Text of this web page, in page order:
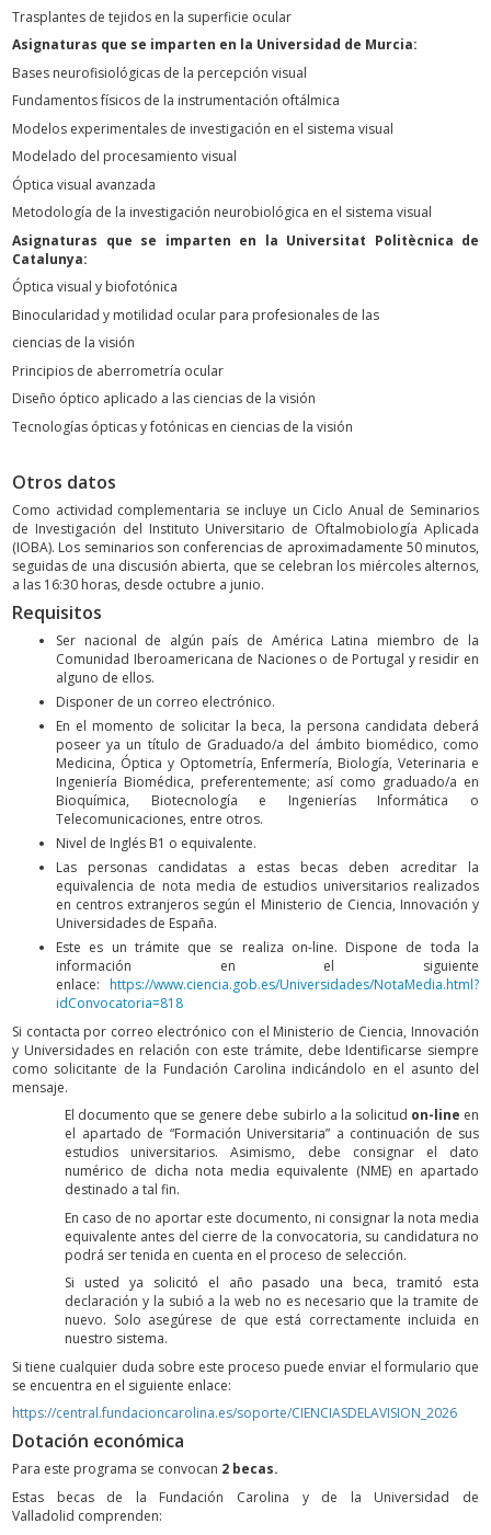
Trasplantes de tejidos en la superficie ocular
Asignaturas que se imparten en la Universidad de Murcia:
Bases neurofisiológicas de la percepción visual
Fundamentos físicos de la instrumentación oftálmica
Modelos experimentales de investigación en el sistema visual
Modelado del procesamiento visual
Óptica visual avanzada
Metodología de la investigación neurobiológica en el sistema visual
Asignaturas que se imparten en la Universitat Politècnica de
Catalunya:
Óptica visual y biofotónica
Binocularidad y motilidad ocular para profesionales de las
ciencias de la visión
Principios de aberrometría ocular
Diseño óptico aplicado a las ciencias de la visión
Tecnologías ópticas y fotónicas en ciencias de la visión
Otros datos
Como actividad complementaria se incluye un Ciclo Anual de Seminarios
de Investigación del Instituto Universitario de Oftalmobiología Aplicada
(IOBA). Los seminarios son conferencias de aproximadamente 50 minutos,
seguidas de una discusión abierta, que se celebran los miércoles alternos,
a las 16:30 horas, desde octubre a junio.
Requisitos
Ser nacional de algún país de América Latina miembro de la
Comunidad Iberoamericana de Naciones o de Portugal y residir en
alguno de ellos.
Disponer de un correo electrónico.
En el momento de solicitar la beca, la persona candidata deberá
poseer ya un título de Graduado/a del ámbito biomédico, como
Medicina, Óptica y Optometría, Enfermería, Biología, Veterinaria e
Ingeniería Biomédica, preferentemente; así como graduado/a en
Bioquímica, Biotecnología e Ingenierías Informática o
Telecomunicaciones, entre otros.
Nivel de Inglés B1 o equivalente.
Las personas candidatas a estas becas deben acreditar la
equivalencia de nota media de estudios universitarios realizados
en centros extranjeros según el Ministerio de Ciencia, Innovación y
Universidades de España.
Este es un trámite que se realiza on-line. Dispone de toda la
información en el siguiente
enlace: https://www.ciencia.gob.es/Universidades/NotaMedia.html?
idConvocatoria=818
Si contacta por correo electrónico con el Ministerio de Ciencia, Innovación
y Universidades en relación con este trámite, debe Identificarse siempre
como solicitante de la Fundación Carolina indicándolo en el asunto del
mensaje.
El documento que se genere debe subirlo a la solicitud on-line en
el apartado de “Formación Universitaria” a continuación de sus
estudios universitarios. Asimismo, debe consignar el dato
numérico de dicha nota media equivalente (NME) en apartado
destinado a tal fin.
En caso de no aportar este documento, ni consignar la nota media
equivalente antes del cierre de la convocatoria, su candidatura no
podrá ser tenida en cuenta en el proceso de selección.
Si usted ya solicitó el año pasado una beca, tramitó esta
declaración y la subió a la web no es necesario que la tramite de
nuevo. Solo asegúrese de que está correctamente incluida en
nuestro sistema.
Si tiene cualquier duda sobre este proceso puede enviar el formulario que
se encuentra en el siguiente enlace:
https://central.fundacioncarolina.es/soporte/CIENCIASDELAVISION_2026
Dotación económica
Para este programa se convocan 2 becas.
Estas becas de la Fundación Carolina y de la Universidad de
Valladolid comprenden: